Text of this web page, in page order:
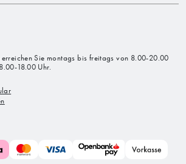
erreichen Sie montags bis freitags von 8.00-20.00
18.00 Uhr.